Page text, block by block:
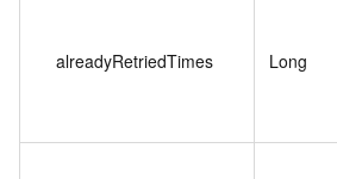
alreadyRetriedTimes Long